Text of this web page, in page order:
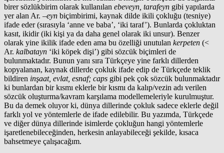
birer sözlükbirim olarak kullanılan ebeveyn, tarafeyn gibi yapılarda
yer alan Ar. –eyn biçimbirimi, kaynak dilde ikili çokluğu (tesniye)
ifade eder (sırasıyla ‘anne ve baba’, ‘iki taraf’). Bunlarda çokluktan
kasıt, ikidir (iki kişi ya da daha genel olarak iki unsur). Benzer
olarak yine ikilik ifade eden ama bu özelliği unutulan kerpeten (<
Ar. kalbatayn ‘iki köpek dişi’) gibi sözcük biçimleri de
bulunmaktadır. Bunun yanı sıra Türkçeye yine farklı dillerden
kopyalanan, kaynak dillerde çokluk ifade edip de Türkçede teklik
bildiren inşaat, evlat, esnaf; caps gibi pek çok sözcük bulunmaktadır
ki bunlardan bir kısmı eklerle bir kısmı da kalıp/vezin adı verilen
sözcük oluşturma/kavram karşılama modellemeleriyle kurulmuştur.
Bu da demek oluyor ki, dünya dillerinde çokluk sadece eklerle değil
farklı yol ve yöntemlerle de ifade edilebilir. Bu yazımda, Türkçede
ve diğer dünya dillerinde isimlerde çokluğun hangi yöntemlerle
işaretlenebileceğinden, herkesin anlayabileceği şekilde, kısaca
bahsetmeye çalışacağım.